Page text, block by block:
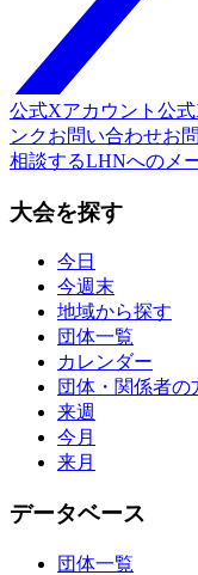
公式Xアカウント 公式
ンクお問い合わせお
相談するLHNへのメ
大会を探す
今日
今週末
地域から探す
団体一覧
カレンダー
団体・関係者の
来週
今月
来月
データベース
団体一覧